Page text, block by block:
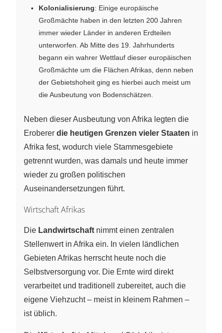
Kolonialisierung: Einige europäische
Großmächte haben in den letzten 200 Jahren
immer wieder Länder in anderen Erdteilen
unterworfen. Ab Mitte des 19. Jahrhunderts
begann ein wahrer Wettlauf dieser europäischen
Großmächte um die Flächen Afrikas, denn neben
der Gebietshoheit ging es hierbei auch meist um
die Ausbeutung von Bodenschätzen.
Neben dieser Ausbeutung von Afrika legten die
Eroberer die heutigen Grenzen vieler Staaten in
Afrika fest, wodurch viele Stammesgebiete
getrennt wurden, was damals und heute immer
wieder zu großen politischen
Auseinandersetzungen führt.
Wirtschaft Afrikas
Die Landwirtschaft nimmt einen zentralen
Stellenwert in Afrika ein. In vielen ländlichen
Gebieten Afrikas herrscht heute noch die
Selbstversorgung vor. Die Ernte wird direkt
verarbeitet und traditionell zubereitet, auch die
eigene Viehzucht – meist in kleinem Rahmen –
ist üblich.